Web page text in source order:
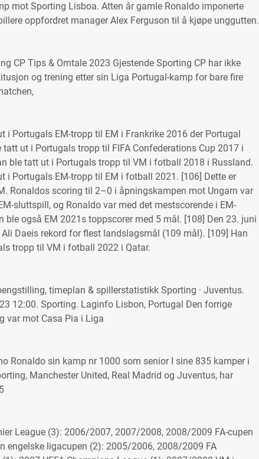
mot Sporting Lisboa. Atten år gamle Ronaldo imponerte
oppfordret manager Alex Ferguson til å kjøpe unggutten.
CP Tips & Omtale 2023 Gjestende Sporting CP har ikke
og trening etter sin Liga Portugal-kamp for bare fire
i Portugals EM-tropp til EM i Frankrike 2016 der Portugal
tatt ut i Portugals tropp til FIFA Confederations Cup 2017 i
ble tatt ut i Portugals tropp til VM i fotball 2018 i Russland.
i Portugals EM-tropp til EM i fotball 2021. [106] Dette er
Ronaldos scoring til 2–0 i åpningskampen mot Ungarn var
sluttspill, og Ronaldo var med det mestscorende i EM-
ble også EM 2021s toppscorer med 5 mål. [108] Den 23. juni
Daeis rekord for flest landslagsmål (109 mål). [109] Han
tropp til VM i fotball 2022 i Qatar.
timeplan & spillerstatistikk Sporting · Juventus.
12:00. Sporting. Laginfo Lisbon, Portugal Den forrige
var mot Casa Pia i Liga
Ronaldo sin kamp nr 1000 som senior I sine 835 kamper i
Manchester United, Real Madrid og Juventus, har
League (3): 2006/2007, 2007/2008, 2008/2009 FA-cupen
engelske ligacupen (2): 2005/2006, 2008/2009 FA